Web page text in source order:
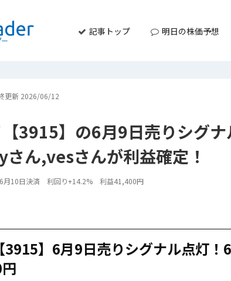
記事トップ 明日の株価予想
更新 2026/06/12
3915】の6月9日売りシグ
ん,vesさんが利益確定！
月10日決済 利回り+14.2% 利益41,400円
3915】6月9日売りシグナル点灯！